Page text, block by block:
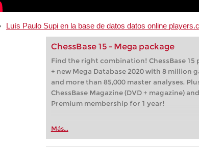
Luís Paulo Supi en la base de datos datos online
ChessBase 15 - Mega package
Find the right combination! ChessBase 15
+ new Mega Database 2020 with 8 million
and more than 85,000 master analyses.
ChessBase Magazine (DVD + magazine)
Premium membership for 1 year!
Más...